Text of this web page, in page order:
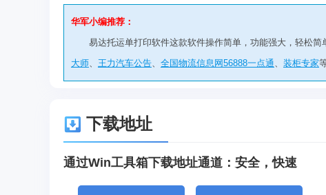
华军小编推荐：
易达托运单打印软件这款软件操作简单，功能强大，轻松
大师、 王力汽车公告、 全国物流信息网56888一点通、 装柜专家
下载地址
通过Win工具箱下载地址通道：安全，快速